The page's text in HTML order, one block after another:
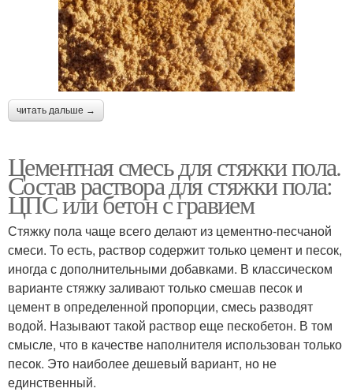
читать дальше →
Цементная смесь для стяжки пола.
Состав раствора для стяжки пола:
ЦПС или бетон с гравием
Стяжку пола чаще всего делают из цементно-песчаной
смеси. То есть, раствор содержит только цемент и песок,
иногда с дополнительными добавками. В классическом
варианте стяжку заливают только смешав песок и
цемент в определенной пропорции, смесь разводят
водой. Называют такой раствор еще пескобетон. В том
смысле, что в качестве наполнителя использован только
песок. Это наиболее дешевый вариант, но не
единственный.